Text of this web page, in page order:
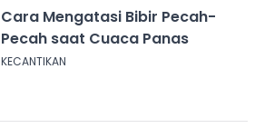
Cara Mengatasi Bibir Pecah-
Pecah saat Cuaca Panas
KECANTIKAN